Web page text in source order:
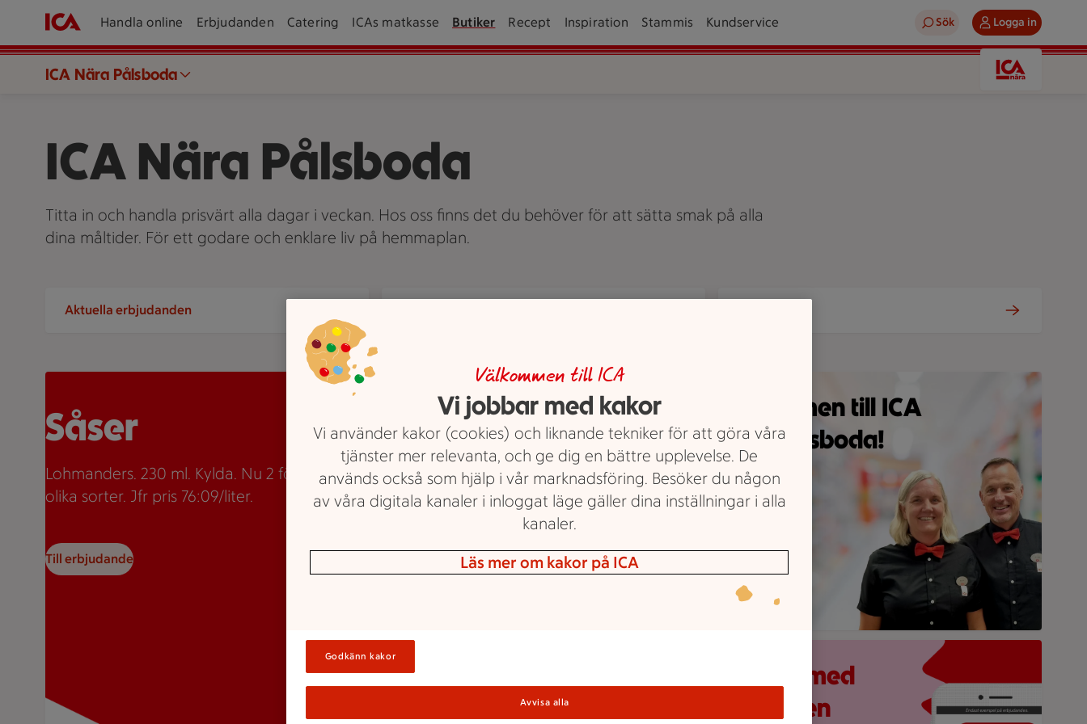
Handla online Erbjudanden Catering ICAs matkasse Butiker Recept Inspiration Stammis Kundservice Sök Logga in
ICA Nära Pålsboda
ICA Nära Pålsboda
Titta in och handla prisvärt alla dagar i veckan. Hos oss finns det du behöver för att sätta smak på alla
dina måltider. För ett godare och enklare liv på hemmaplan.
Två burkar Lohmanders sås med texten "2 för 35:-" som erbjudande.
Såser
Lohmanders. 230 ml. Kylda. Nu 2 för 35kr. Flera
olika sorter. Jfr pris 76:09/liter.
Till erbjudande
Aktuella erbjudanden
Två personer med likadana skjortor och flugor står i en
Välkommen till ICA
Nära Pålsboda!
Läs om oss
Mobilskärm visar appen Stam­mis med en lista över
Håll koll med
ICA-appen
Välkommen till ICA
Vi jobbar med kakor
Vi använder kakor (cookies) och liknande tekniker för att göra våra
tjänster mer relevanta, och ge dig en bättre upplevelse. De
används också som hjälp i vår marknadsföring. Besöker du någon
av våra digitala kanaler i inloggat läge gäller dina inställningar i alla
kanaler.
Läs mer om kakor på ICA
Godkänn kakor
Avvisa alla